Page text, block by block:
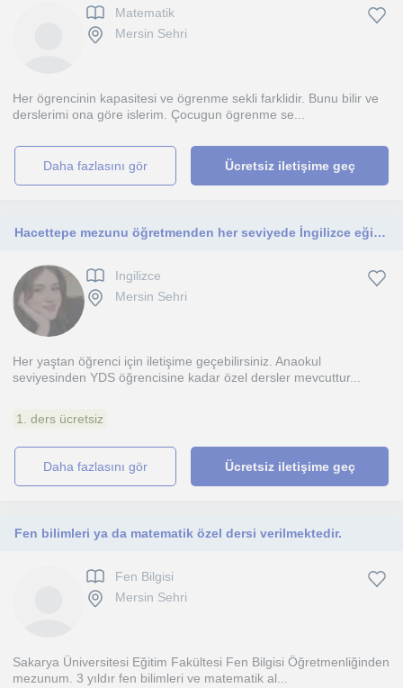
Matematik
Mersin Sehri
Her ögrencinin kapasitesi ve ögrenme sekli farklidir. Bunu bilir ve
derslerimi ona göre islerim. Çocugun ögrenme se...
daha fazlasını gör Ücretsiz iletişime geç
Hacettepe mezunu öğretmenden her seviyede İngilizce eğitimi
Ingilizce
Mersin Sehri
Her yaştan öğrenci için iletişime geçebilirsiniz. Anaokul
seviyesinden YDS öğrencisine kadar özel dersler mevcuttur...
1. ders ücretsiz
daha fazlasını gör Ücretsiz iletişime geç
Fen bilimleri ya da matematik özel dersi verilmektedir.
Fen Bilgisi
Mersin Sehri
Sakarya Üniversitesi Eğitim Fakültesi Fen Bilgisi Öğretmenliğinden
mezunum. 3 yıldır fen bilimleri ve matematik al...